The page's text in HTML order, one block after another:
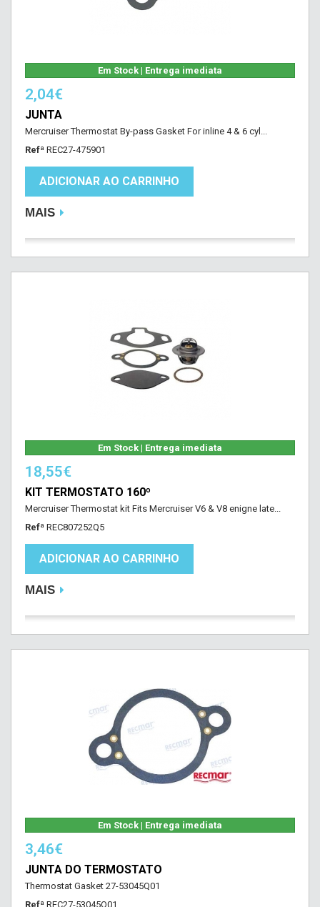
Em Stock | Entrega imediata
2,04€
JUNTA
Mercruiser Thermostat By-pass Gasket For inline 4 & 6 cyl...
Refª REC27-475901
ADICIONAR AO CARRINHO
MAIS
Em Stock | Entrega imediata
18,55€
KIT TERMOSTATO 160º
Mercruiser Thermostat kit Fits Mercruiser V6 & V8 enigne late...
Refª REC807252Q5
ADICIONAR AO CARRINHO
MAIS
Em Stock | Entrega imediata
3,46€
JUNTA DO TERMOSTATO
Thermostat Gasket 27-53045Q01
Refª REC27-53045Q01